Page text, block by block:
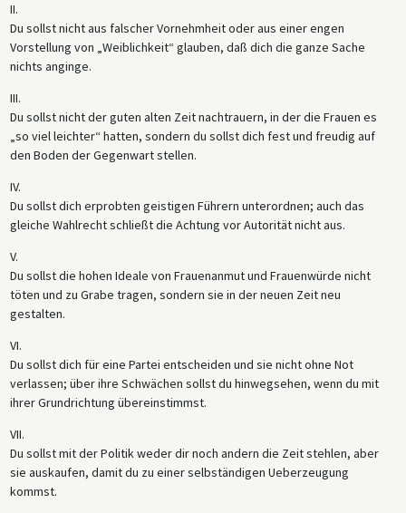
Gebrauch zu machen und sie dabei anleiten. Insbesondere schien sie
ein Gleichgewicht anzustreben zwischen der Aufforderung an
Erstwählerinnen, sich an erfahrenen Politikern zu orientieren (Viertes
Gebot, Sechstes Gebot über Parteitreue) und der Ermutigung
(Siebtes Gebot, Neuntes Gebot). Als Tochter eines prominenten
protestantischen Theologen schien es für Harnack selbstverständlich
gewesen sein, die Zehn Gebote als Form für ihre Botschaft zu wählen.
II.
Du sollst nicht aus falscher Vornehmheit oder aus einer engen
Vorstellung von „Weiblichkeit“ glauben, daß dich die ganze Sache
nichts anginge.
III.
Du sollst nicht der guten alten Zeit nachtrauern, in der die Frauen es
„so viel leichter“ hatten, sondern du sollst dich fest und freudig auf
den Boden der Gegenwart stellen.
IV.
Du sollst dich erprobten geistigen Führern unterordnen; auch das
gleiche Wahlrecht schließt die Achtung vor Autorität nicht aus.
V.
Du sollst die hohen Ideale von Frauenanmut und Frauenwürde nicht
töten und zu Grabe tragen, sondern sie in der neuen Zeit neu
gestalten.
VI.
Du sollst dich für eine Partei entscheiden und sie nicht ohne Not
verlassen; über ihre Schwächen sollst du hinwegsehen, wenn du mit
ihrer Grundrichtung übereinstimmst.
VII.
Du sollst mit der Politik weder dir noch andern die Zeit stehlen, aber
sie auskaufen, damit du zu einer selbständigen Ueberzeugung
kommst.